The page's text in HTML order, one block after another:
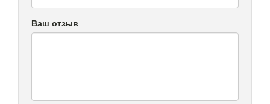
Ваш отзыв